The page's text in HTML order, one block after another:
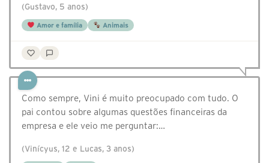
(Gustavo, 5 anos)
Amor e família Animais
Como sempre, Vini é muito preocupado com tudo. O
pai contou sobre algumas questões financeiras da
empresa e ele veio me perguntar:…
(Vinícyus, 12 e Lucas, 3 anos)